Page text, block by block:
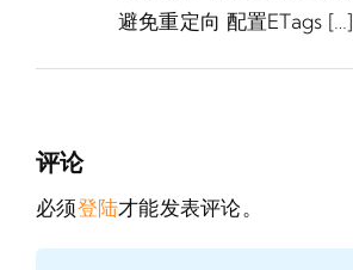
避免重定向 配置ETags […]
评论
必须登陆才能发表评论。